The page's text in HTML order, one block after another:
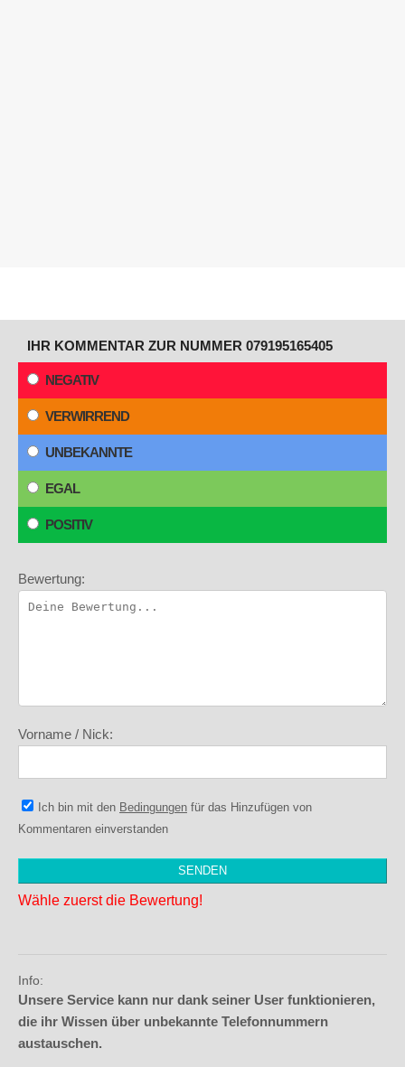
IHR KOMMENTAR ZUR NUMMER 079195165405
NEGATIV
VERWIRREND
UNBEKANNTE
EGAL
POSITIV
Bewertung:
Vorname / Nick:
Ich bin mit den Bedingungen für das Hinzufügen von
Kommentaren einverstanden
Wähle zuerst die Bewertung!
Info:
Unsere Service kann nur dank seiner User funktionieren,
die ihr Wissen über unbekannte Telefonnummern
austauschen.